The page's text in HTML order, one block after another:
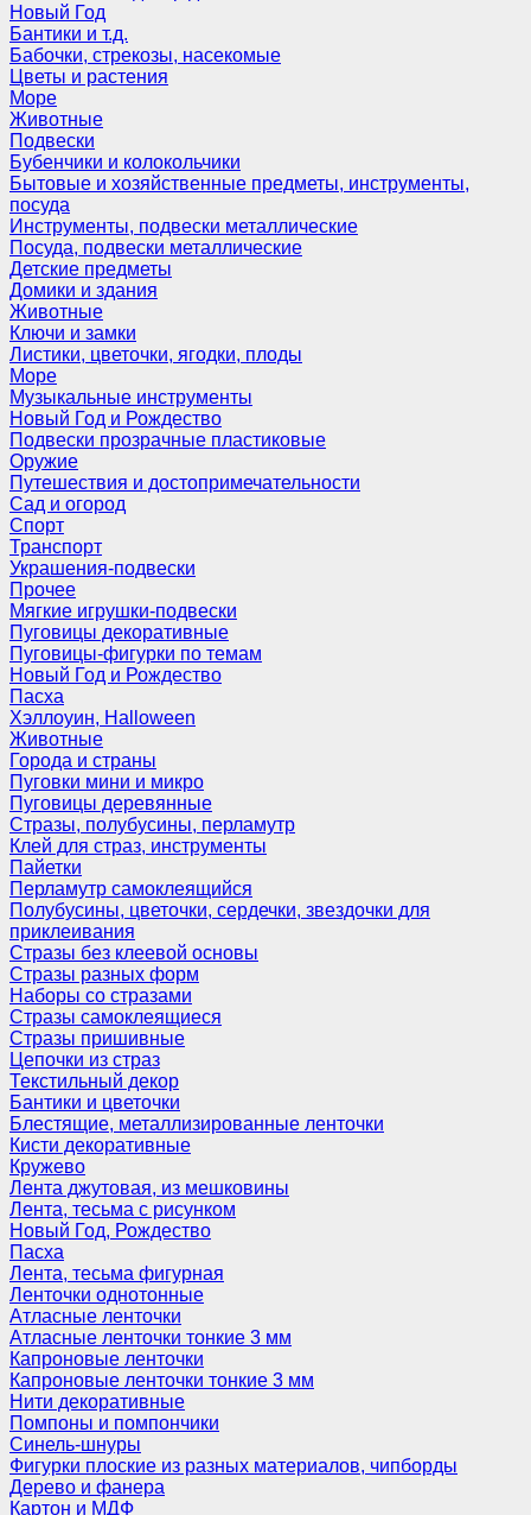
Новый Год
Бантики и т.д.
Бабочки, стрекозы, насекомые
Цветы и растения
Море
Животные
Подвески
Бубенчики и колокольчики
Бытовые и хозяйственные предметы, инструменты,
посуда
Инструменты, подвески металлические
Посуда, подвески металлические
Детские предметы
Домики и здания
Животные
Ключи и замки
Листики, цветочки, ягодки, плоды
Море
Музыкальные инструменты
Новый Год и Рождество
Подвески прозрачные пластиковые
Оружие
Путешествия и достопримечательности
Сад и огород
Спорт
Транспорт
Украшения-подвески
Прочее
Мягкие игрушки-подвески
Пуговицы декоративные
Пуговицы-фигурки по темам
Новый Год и Рождество
Пасха
Хэллоуин, Halloween
Животные
Города и страны
Пуговки мини и микро
Пуговицы деревянные
Стразы, полубусины, перламутр
Клей для страз, инструменты
Пайетки
Перламутр самоклеящийся
Полубусины, цветочки, сердечки, звездочки для
приклеивания
Стразы без клеевой основы
Стразы разных форм
Наборы со стразами
Стразы самоклеящиеся
Стразы пришивные
Цепочки из страз
Текстильный декор
Бантики и цветочки
Блестящие, металлизированные ленточки
Кисти декоративные
Кружево
Лента джутовая, из мешковины
Лента, тесьма с рисунком
Новый Год, Рождество
Пасха
Лента, тесьма фигурная
Ленточки однотонные
Атласные ленточки
Атласные ленточки тонкие 3 мм
Капроновые ленточки
Капроновые ленточки тонкие 3 мм
Нити декоративные
Помпоны и помпончики
Синель-шнуры
Фигурки плоские из разных материалов, чипборды
Дерево и фанера
Картон и МДФ